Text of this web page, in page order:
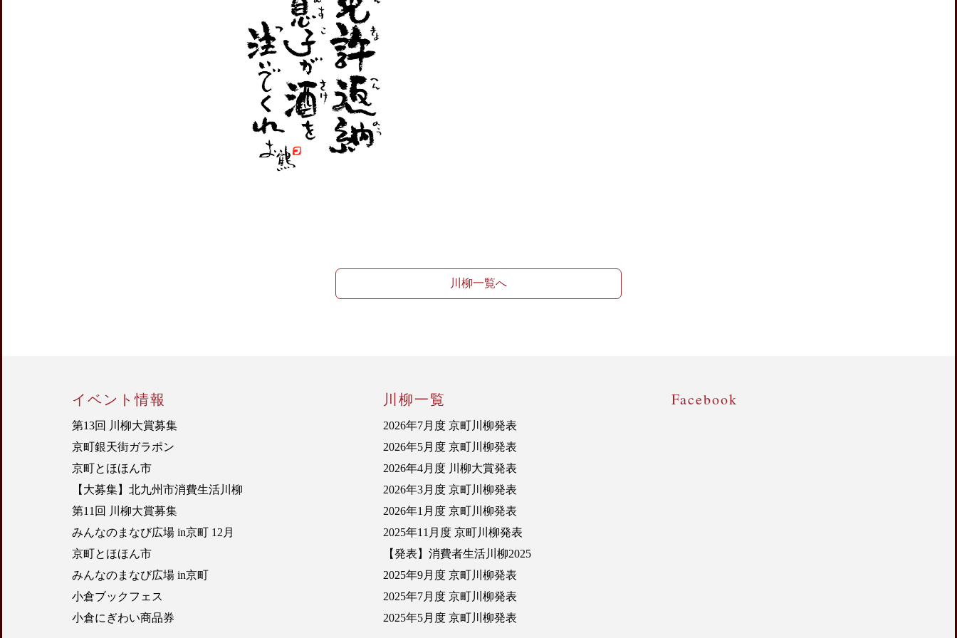
川柳一覧へ
イベント情報
第13回 川柳大賞募集
京町銀天街ガラポン
京町とほほん市
【大募集】北九州市消費生活川柳
第11回 川柳大賞募集
みんなのまなび広場 in京町 12月
京町とほほん市
みんなのまなび広場 in京町
小倉ブックフェス
小倉にぎわい商品券
川柳一覧
2026年7月度 京町川柳発表
2026年5月度 京町川柳発表
2026年4月度 川柳大賞発表
2026年3月度 京町川柳発表
2026年1月度 京町川柳発表
2025年11月度 京町川柳発表
【発表】消費者生活川柳2025
2025年9月度 京町川柳発表
2025年7月度 京町川柳発表
2025年5月度 京町川柳発表
Facebook